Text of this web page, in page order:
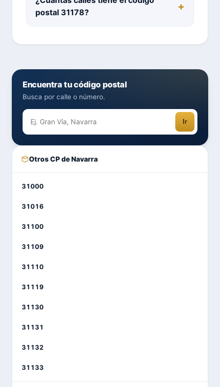
postal 31178?
Encuentra tu código postal
Busca por calle o número.
Ir
Otros CP de Navarra
31000
31016
31100
31109
31110
31119
31130
31131
31132
31133